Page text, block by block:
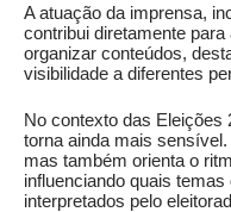
A atuação da imprensa,
contribui diretamente
organizar conteúdos,
visibilidade a diferentes
No contexto das Eleições
torna ainda mais
mas também orienta o
influenciando quais
interpretados pelo